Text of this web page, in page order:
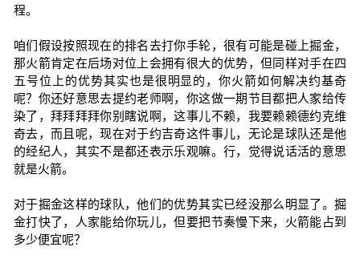
程。
咱们假设按照现在的排名去打你手轮，很有可能是碰上掘金，
那火箭肯定在后场对位上会拥有很大的优势，但同样对手在四
五号位上的优势其实也是很明显的，你火箭如何解决约基奇
呢？你还好意思去提约老师啊，你这做一期节目都把人家给传
染了，拜拜拜拜你别瞎说啊，这事儿不赖，我要赖赖德约克维
奇去，而且呢，现在对于约吉奇这件事儿，无论是球队还是他
的经纪人，其实不是都还表示乐观嘛。行，觉得说话活的意思
就是火箭。
对于掘金这样的球队，他们的优势其实已经没那么明显了。掘
金打快了，人家能给你玩儿，但要把节奏慢下来，火箭能占到
多少便宜呢？